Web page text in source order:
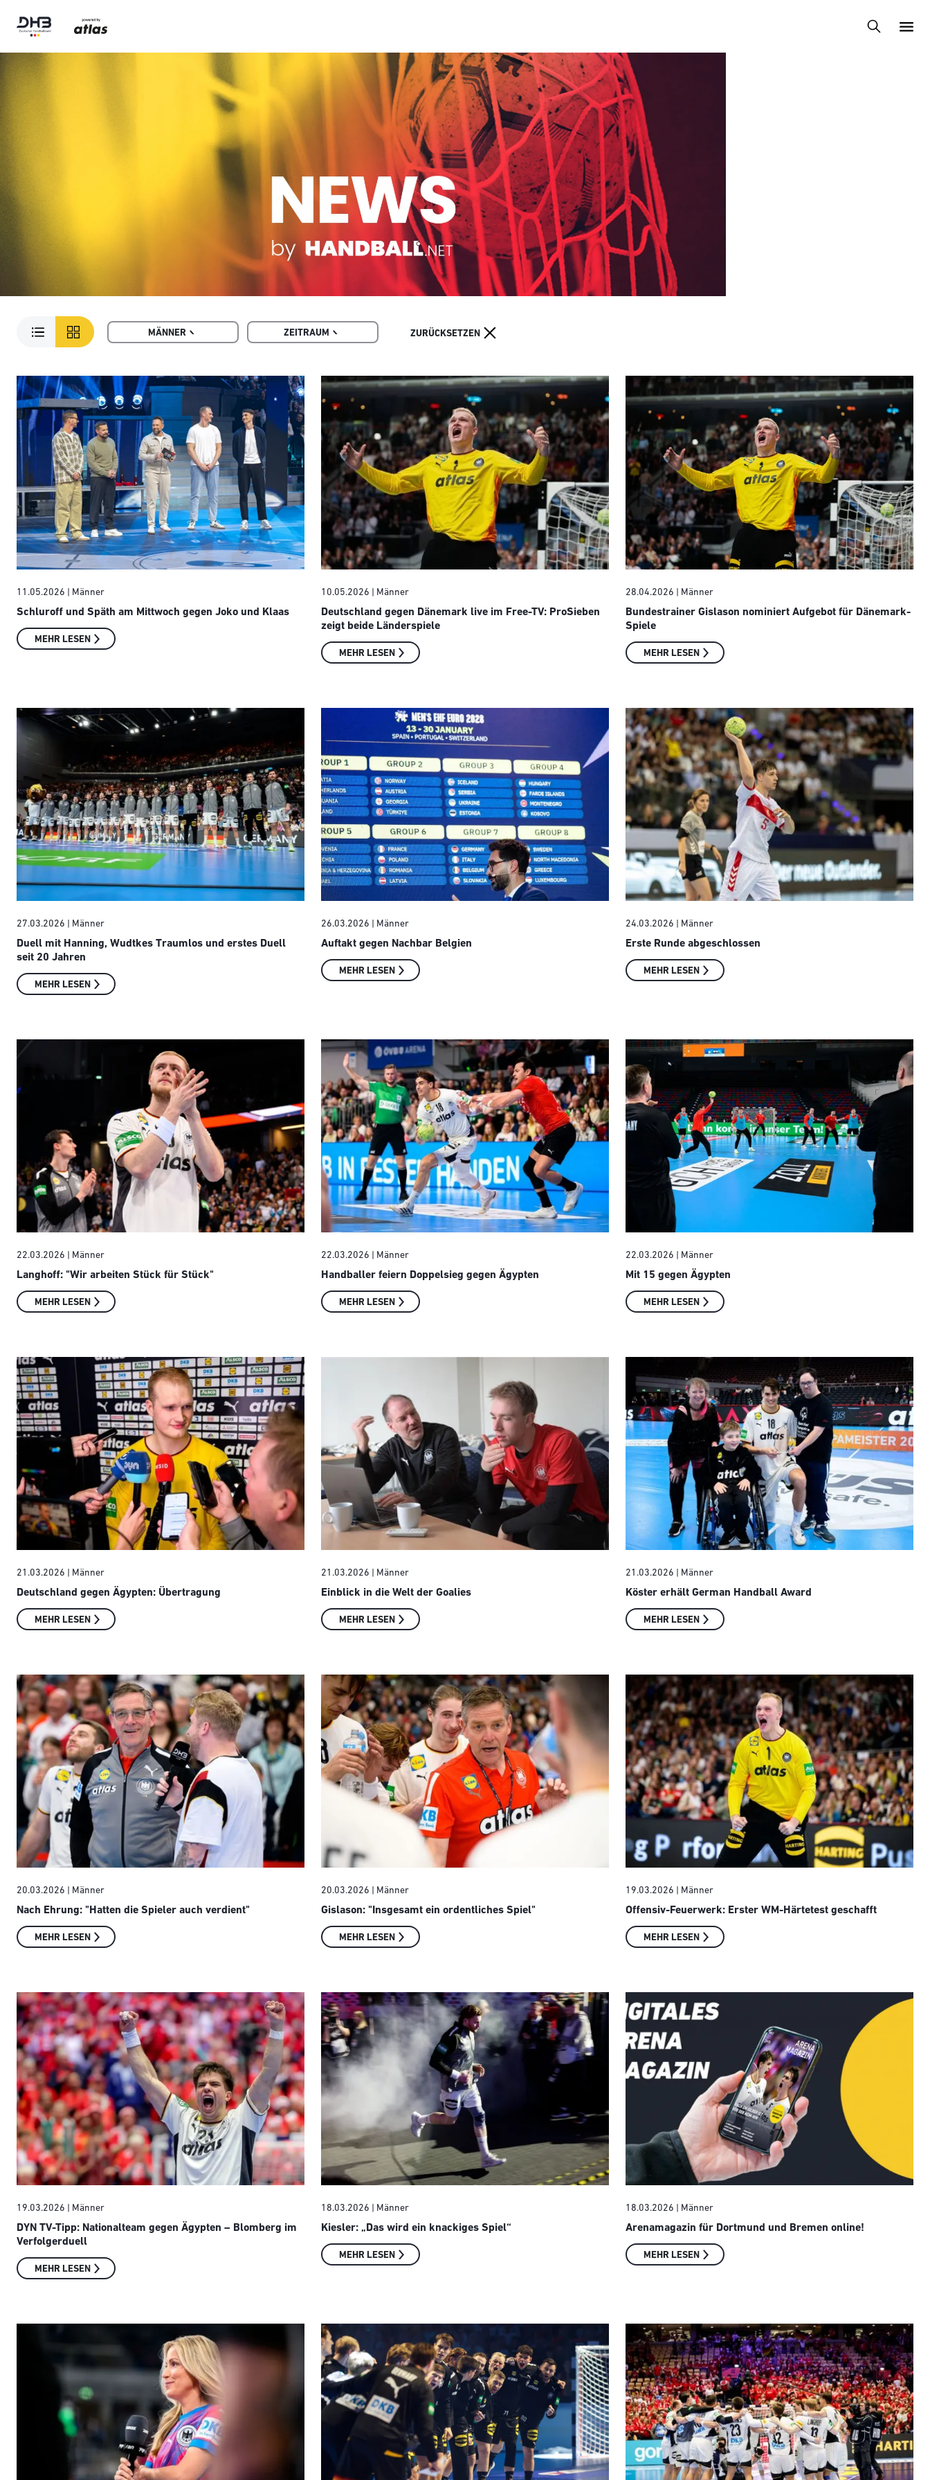
MÄNNER ZEITRAUM
11.05.2026 | Männer
Schluroff und Späth am Mittwoch gegen Joko und Klaas
MEHR LESEN
10.05.2026 | Männer
Deutschland gegen Dänemark live im Free-TV: ProSieben
zeigt beide Länderspiele
MEHR LESEN
28.04.2026 | Männer
Bundestrainer Gislason nominiert Aufgebot für Dänemark-
Spiele
MEHR LESEN
27.03.2026 | Männer
Duell mit Hanning, Wudtkes Traumlos und erstes Duell
seit 20 Jahren
MEHR LESEN
26.03.2026 | Männer
Auftakt gegen Nachbar Belgien
MEHR LESEN
24.03.2026 | Männer
Erste Runde abgeschlossen
MEHR LESEN
22.03.2026 | Männer
Langhoff: "Wir arbeiten Stück für Stück"
MEHR LESEN
22.03.2026 | Männer
Handballer feiern Doppelsieg gegen Ägypten
MEHR LESEN
22.03.2026 | Männer
Mit 15 gegen Ägypten
MEHR LESEN
21.03.2026 | Männer
Deutschland gegen Ägypten: Übertragung
MEHR LESEN
21.03.2026 | Männer
Einblick in die Welt der Goalies
MEHR LESEN
21.03.2026 | Männer
Köster erhält German Handball Award
MEHR LESEN
20.03.2026 | Männer
Nach Ehrung: "Hatten die Spieler auch verdient"
MEHR LESEN
20.03.2026 | Männer
Gislason: "Insgesamt ein ordentliches Spiel"
MEHR LESEN
19.03.2026 | Männer
Offensiv-Feuerwerk: Erster WM-Härtetest geschafft
MEHR LESEN
19.03.2026 | Männer
DYN TV-Tipp: Nationalteam gegen Ägypten – Blomberg im
Verfolgerduell
MEHR LESEN
18.03.2026 | Männer
Kiesler: „Das wird ein knackiges Spiel“
MEHR LESEN
18.03.2026 | Männer
Arenamagazin für Dortmund und Bremen online!
MEHR LESEN